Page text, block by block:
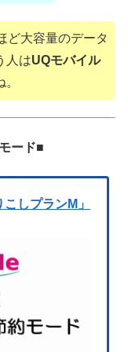
ど大容量のデータ
人はUQモバイル
ード■
しプランM」